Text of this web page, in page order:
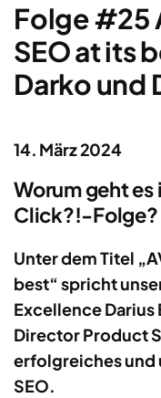
Folge #25
SEO at its
Darko und
14. März 2024
Worum geht es
Click?!-Folge?
Unter dem Titel
best“ spricht
Excellence Darius
Director Product
erfolgreiches
SEO.